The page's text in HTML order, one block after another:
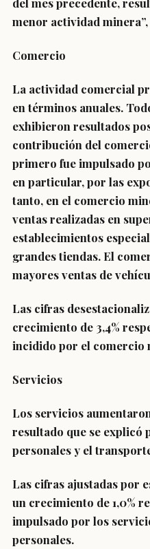
menor actividad
Comercio
La actividad comercial
en términos anuales.
exhibieron resultados
contribución del
primero fue impulsado
en particular, por las
tanto, en el comercio
ventas realizadas en
establecimientos
grandes tiendas. El
mayores ventas de
Las cifras
crecimiento de 3,4%
incidido por el comercio
Servicios
Los servicios
resultado que se explicó
personales y el
Las cifras ajustadas por
un crecimiento de 1,0%
impulsado por los
personales.